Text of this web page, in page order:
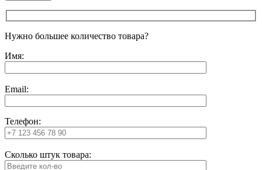
Нужно большее количество товара?
Имя:
Email:
Телефон:
Сколько штук товара: